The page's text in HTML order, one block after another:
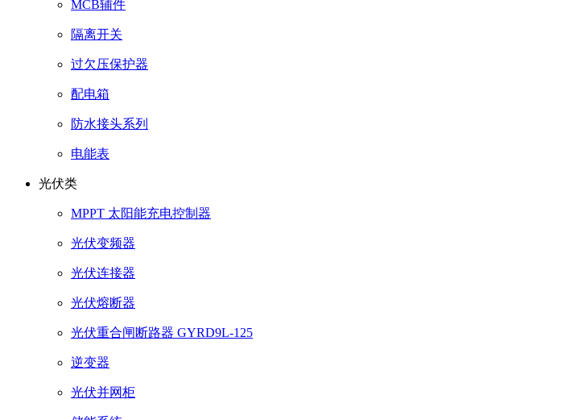
MCB辅件
隔离开关
过欠压保护器
配电箱
防水接头系列
电能表
光伏类
MPPT 太阳能充电控制器
光伏变频器
光伏连接器
光伏熔断器
光伏重合闸断路器 GYRD9L-125
逆变器
光伏并网柜